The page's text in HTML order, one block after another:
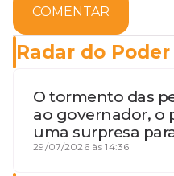
COMENTAR
Radar do Poder
O tormento das
ao governador, o
uma surpresa
terceira guerra
29/07/2026 às 14:36